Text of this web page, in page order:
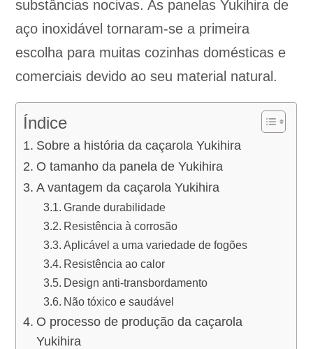
substâncias nocivas. As panelas Yukihira de
aço inoxidável tornaram-se a primeira
escolha para muitas cozinhas domésticas e
comerciais devido ao seu material natural.
Índice
Sobre a história da caçarola Yukihira
O tamanho da panela de Yukihira
A vantagem da caçarola Yukihira
Grande durabilidade
Resistência à corrosão
Aplicável a uma variedade de fogões
Resistência ao calor
Design anti-transbordamento
Não tóxico e saudável
O processo de produção da caçarola
Yukihira